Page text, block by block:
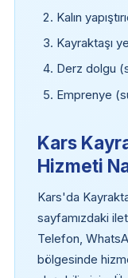
Kalın
Kayraktaşı
Derz dolgu
Emprenye
Kars
Hizmeti
Kars'da
sayfamızdaki
Telefon,
bölgesinde